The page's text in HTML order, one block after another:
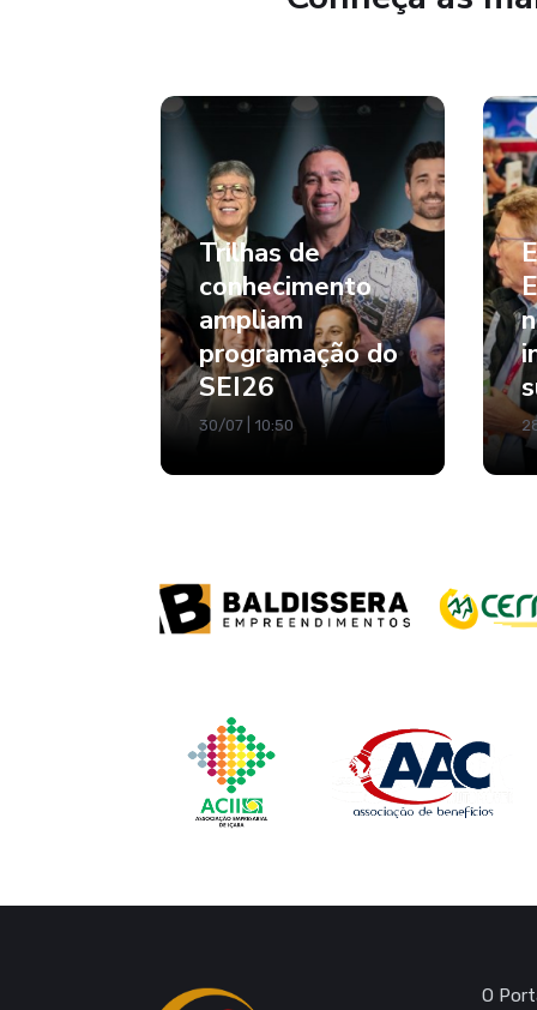
Trilhas de
conhecimento
ampliam
programação do
SEI26
30/07 | 10:50
O